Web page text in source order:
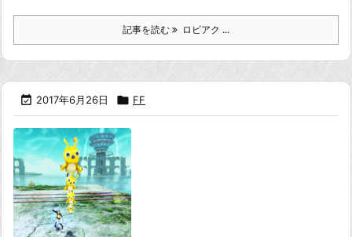
記事を読む ロビアク ...
 2017年6月26日  FF